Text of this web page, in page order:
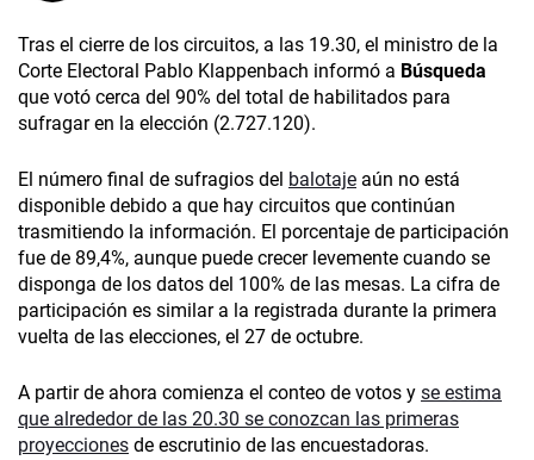
Tras el cierre de los circuitos, a las 19.30, el ministro de la
Corte Electoral Pablo Klappenbach informó a Búsqueda
que votó cerca del 90% del total de habilitados para
sufragar en la elección (2.727.120).
El número final de sufragios del balotaje aún no está
disponible debido a que hay circuitos que continúan
trasmitiendo la información. El porcentaje de participación
fue de 89,4%, aunque puede crecer levemente cuando se
disponga de los datos del 100% de las mesas. La cifra de
participación es similar a la registrada durante la primera
vuelta de las elecciones, el 27 de octubre.
A partir de ahora comienza el conteo de votos y se estima
que alrededor de las 20.30 se conozcan las primeras
proyecciones de escrutinio de las encuestadoras.